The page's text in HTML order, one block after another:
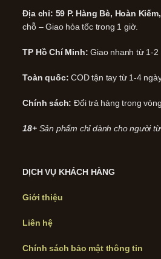
Địa chỉ: 59 P. Hàng Bè, Hoàn
chỗ – Giao hỏa tốc trong 1 giờ.
TP Hồ Chí Minh: Giao nhanh từ 1-2
Toàn quốc: COD tận tay từ 1-4
Chính sách: Đổi trả hàng trong
18+ Sản phẩm chỉ dành cho người
DỊCH VỤ KHÁCH HÀNG
Giới thiệu
Liên hệ
Chính sách bảo mật thông tin